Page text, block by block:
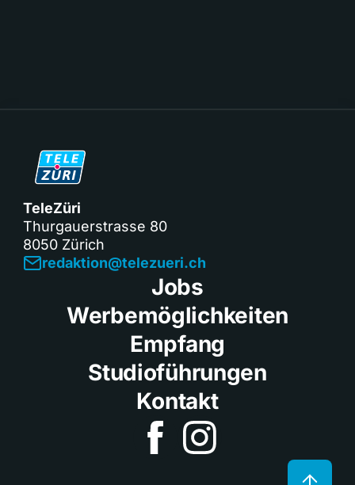
TeleZüri
Thurgauerstrasse 80
8050 Zürich
redaktion@telezueri.ch
Jobs
Werbemöglichkeiten
Empfang
Studioführungen
Kontakt